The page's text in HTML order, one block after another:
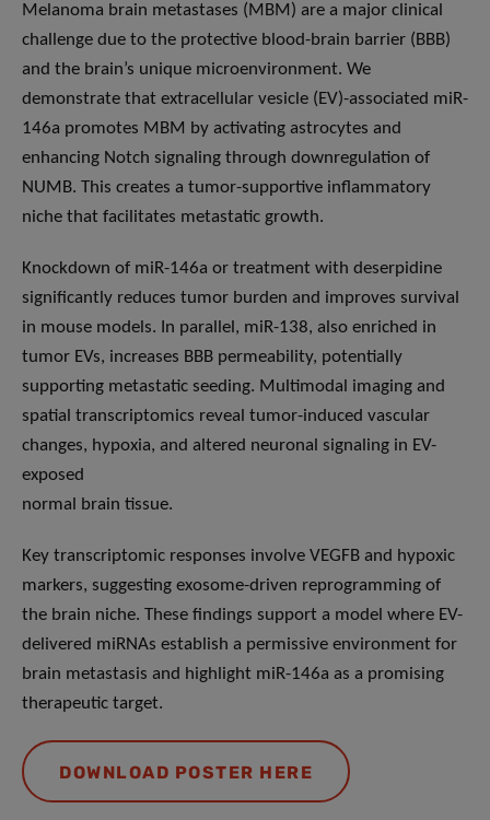
Melanoma brain metastases (MBM) are a major clinical
challenge due to the protective blood-brain barrier (BBB)
and the brain’s unique microenvironment. We
demonstrate that extracellular vesicle (EV)-associated miR-
146a promotes MBM by activating astrocytes and
enhancing Notch signaling through downregulation of
NUMB. This creates a tumor-supportive inflammatory
niche that facilitates metastatic growth.
Knockdown of miR-146a or treatment with deserpidine
significantly reduces tumor burden and improves survival
in mouse models. In parallel, miR-138, also enriched in
tumor EVs, increases BBB permeability, potentially
supporting metastatic seeding. Multimodal imaging and
spatial transcriptomics reveal tumor-induced vascular
changes, hypoxia, and altered neuronal signaling in EV-
exposed
normal brain tissue.
Key transcriptomic responses involve VEGFB and hypoxic
markers, suggesting exosome-driven reprogramming of
the brain niche. These findings support a model where EV-
delivered miRNAs establish a permissive environment for
brain metastasis and highlight miR-146a as a promising
therapeutic target.
DOWNLOAD POSTER HERE